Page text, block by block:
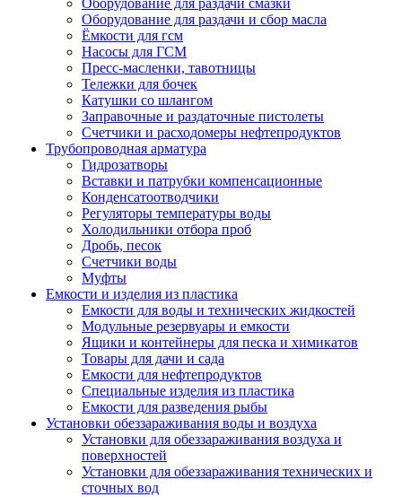
Оборудование для раздачи смазки
Оборудование для раздачи и сбор масла
Ёмкости для гсм
Насосы для ГСМ
Пресс-масленки, тавотницы
Тележки для бочек
Катушки со шлангом
Заправочные и раздаточные пистолеты
Счетчики и расходомеры нефтепродуктов
Трубопроводная арматура
Гидрозатворы
Вставки и патрубки компенсационные
Конденсатоотводчики
Регуляторы температуры воды
Холодильники отбора проб
Дробь, песок
Счетчики воды
Муфты
Емкости и изделия из пластика
Емкости для воды и технических жидкостей
Модульные резервуары и емкости
Ящики и контейнеры для песка и химикатов
Товары для дачи и сада
Емкости для нефтепродуктов
Специальные изделия из пластика
Емкости для разведения рыбы
Установки обеззараживания воды и воздуха
Установки для обеззараживания воздуха и
поверхностей
Установки для обеззараживания технических и
сточных вод